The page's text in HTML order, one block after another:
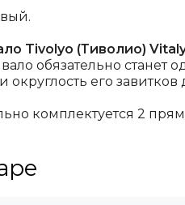
Tivolyo (Тиволио)
обязательно
округлость его
комплектуется 2